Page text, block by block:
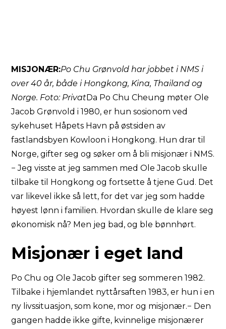
MISJONÆR:Po Chu Grønvold har jobbet i NMS i
over 40 år, både i Hongkong, Kina, Thailand og
Norge. Foto: PrivatDa Po Chu Cheung møter Ole
Jacob Grønvold i 1980, er hun sosionom ved
sykehuset Håpets Havn på østsiden av
fastlandsbyen Kowloon i Hongkong. Hun drar til
Norge, gifter seg og søker om å bli misjonær i NMS.
− Jeg visste at jeg sammen med Ole Jacob skulle
tilbake til Hongkong og fortsette å tjene Gud. Det
var likevel ikke så lett, for det var jeg som hadde
høyest lønn i familien. Hvordan skulle de klare seg
økonomisk nå? Men jeg bad, og ble bønnhørt.
Misjonær i eget land
Po Chu og Ole Jacob gifter seg sommeren 1982.
Tilbake i hjemlandet nyttårsaften 1983, er hun i en
ny livssituasjon, som kone, mor og misjonær.− Den
gangen hadde ikke gifte, kvinnelige misjonærer